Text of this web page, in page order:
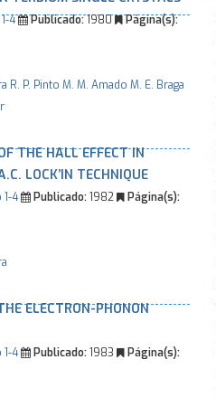
4 Publicado:1980
Página(s):
R. P. Pinto M. M. Amado M. E. Braga
THE HALL EFFECT IN
LOCK’IN TECHNIQUE
4 Publicado:1982
Página(s):
ELECTRON-PHONON
4 Publicado:1983
Página(s):